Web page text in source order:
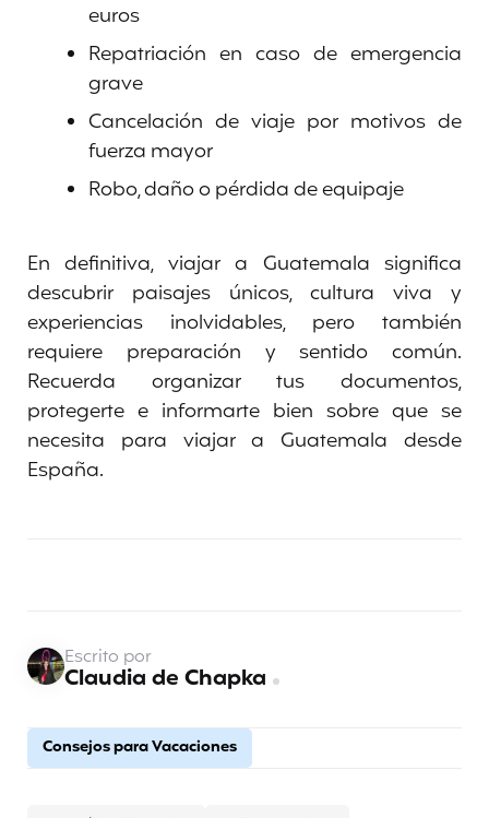
euros
Repatriación en caso de emergencia
grave
Cancelación de viaje por motivos de
fuerza mayor
Robo, daño o pérdida de equipaje
En definitiva, viajar a Guatemala significa
descubrir paisajes únicos, cultura viva y
experiencias inolvidables, pero también
requiere preparación y sentido común.
Recuerda organizar tus documentos,
protegerte e informarte bien sobre que se
necesita para viajar a Guatemala desde
España.
Consejos para Vacaciones
Escrito por
Claudia de Chapka